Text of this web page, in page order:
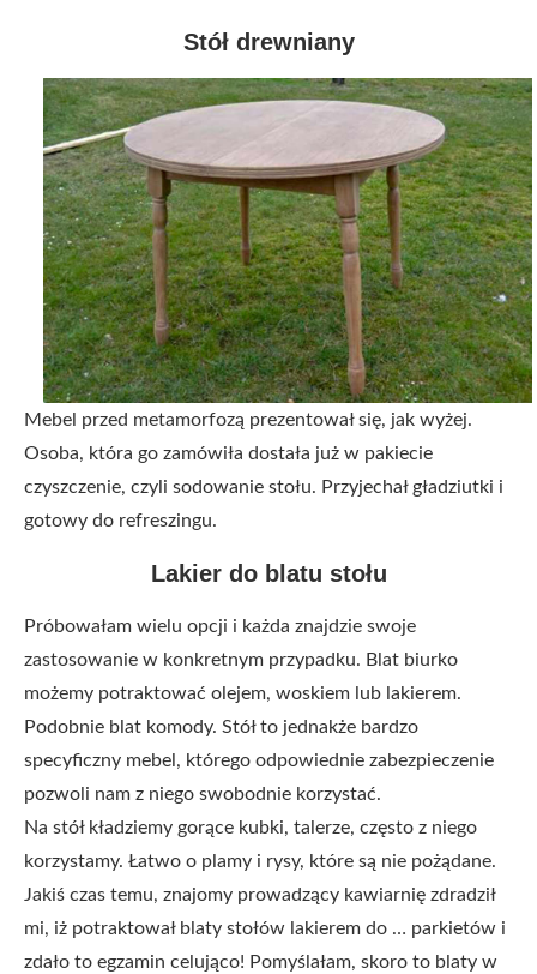
Stół drewniany
Mebel przed metamorfozą prezentował się, jak wyżej.
Osoba, która go zamówiła dostała już w pakiecie
czyszczenie, czyli sodowanie stołu. Przyjechał gładziutki i
gotowy do refreszingu.
Lakier do blatu stołu
Próbowałam wielu opcji i każda znajdzie swoje
zastosowanie w konkretnym przypadku. Blat biurko
możemy potraktować olejem, woskiem lub lakierem.
Podobnie blat komody. Stół to jednakże bardzo
specyficzny mebel, którego odpowiednie zabezpieczenie
pozwoli nam z niego swobodnie korzystać.
Na stół kładziemy gorące kubki, talerze, często z niego
korzystamy. Łatwo o plamy i rysy, które są nie pożądane.
Jakiś czas temu, znajomy prowadzący kawiarnię zdradził
mi, iż potraktował blaty stołów lakierem do … parkietów i
zdało to egzamin celująco! Pomyślałam, skoro to blaty w